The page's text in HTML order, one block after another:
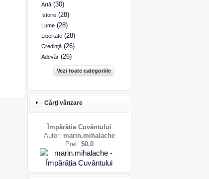
Artă(30)
Istorie(28)
Lume(28)
Libertate(28)
Credinţă(26)
Adevăr(26)
Vezi toate categoriile
Cărţi vânzare
Împărăția Cuvântului
Autor: marin.mihalache
Pret: $0.0